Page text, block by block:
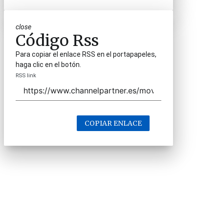
close
Código Rss
Para copiar el enlace RSS en el portapapeles,
haga clic en el botón.
RSS link
COPIAR ENLACE